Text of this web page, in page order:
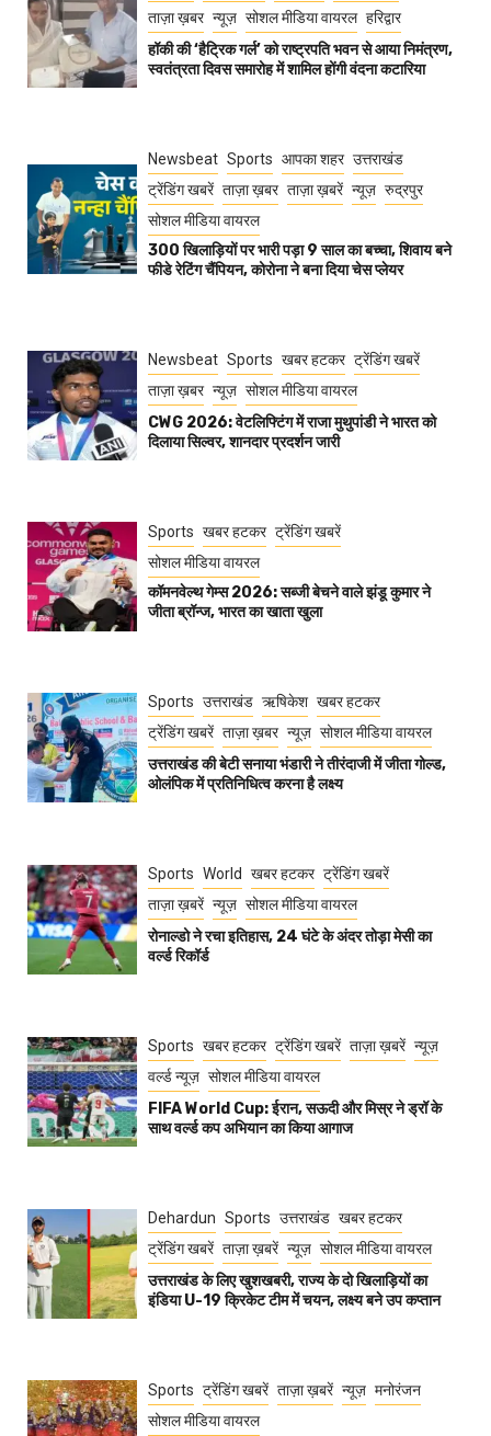
ताज़ा ख़बर न्यूज़ सोशल मीडिया वायरल हरिद्वार
हॉकी की ‘हैट्रिक गर्ल’ को राष्ट्रपति भवन से आया निमंत्रण,
स्वतंत्रता दिवस समारोह में शामिल होंगी वंदना कटारिया
Newsbeat Sports आपका शहर उत्तराखंड
ट्रेंडिंग खबरें ताज़ा ख़बर ताज़ा ख़बरें न्यूज़ रुद्रपुर
सोशल मीडिया वायरल
300 खिलाड़ियों पर भारी पड़ा 9 साल का बच्चा, शिवाय बने
फीडे रेटिंग चैंपियन, कोरोना ने बना दिया चेस प्लेयर
Newsbeat Sports खबर हटकर ट्रेंडिंग खबरें
ताज़ा ख़बर न्यूज़ सोशल मीडिया वायरल
CWG 2026: वेटलिफ्टिंग में राजा मुथुपांडी ने भारत को
दिलाया सिल्वर, शानदार प्रदर्शन जारी
Sports खबर हटकर ट्रेंडिंग खबरें
सोशल मीडिया वायरल
कॉमनवेल्थ गेम्स 2026: सब्जी बेचने वाले झंडू कुमार ने
जीता ब्रॉन्ज, भारत का खाता खुला
Sports उत्तराखंड ऋषिकेश खबर हटकर
ट्रेंडिंग खबरें ताज़ा ख़बर न्यूज़ सोशल मीडिया वायरल
उत्तराखंड की बेटी सनाया भंडारी ने तीरंदाजी में जीता गोल्ड,
ओलंपिक में प्रतिनिधित्व करना है लक्ष्य
Sports World खबर हटकर ट्रेंडिंग खबरें
ताज़ा ख़बरें न्यूज़ सोशल मीडिया वायरल
रोनाल्डो ने रचा इतिहास, 24 घंटे के अंदर तोड़ा मेसी का
वर्ल्ड रिकॉर्ड
Sports खबर हटकर ट्रेंडिंग खबरें ताज़ा ख़बरें न्यूज़
वर्ल्ड न्यूज़ सोशल मीडिया वायरल
FIFA World Cup: ईरान, सऊदी और मिस्र ने ड्रॉ के
साथ वर्ल्ड कप अभियान का किया आगाज
Dehardun Sports उत्तराखंड खबर हटकर
ट्रेंडिंग खबरें ताज़ा ख़बरें न्यूज़ सोशल मीडिया वायरल
उत्तराखंड के लिए खुशखबरी, राज्य के दो खिलाड़ियों का
इंडिया U-19 क्रिकेट टीम में चयन, लक्ष्य बने उप कप्तान
Sports ट्रेंडिंग खबरें ताज़ा ख़बरें न्यूज़ मनोरंजन
सोशल मीडिया वायरल